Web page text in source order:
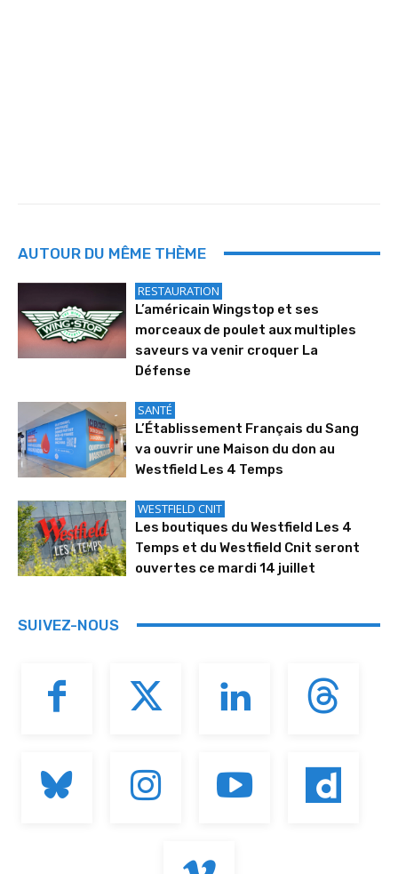
AUTOUR DU MÊME THÈME
RESTAURATION
L’américain Wingstop et ses
morceaux de poulet aux multiples
saveurs va venir croquer La
Défense
SANTÉ
L’Établissement Français du Sang
va ouvrir une Maison du don au
Westfield Les 4 Temps
WESTFIELD CNIT
Les boutiques du Westfield Les 4
Temps et du Westfield Cnit seront
ouvertes ce mardi 14 juillet
SUIVEZ-NOUS